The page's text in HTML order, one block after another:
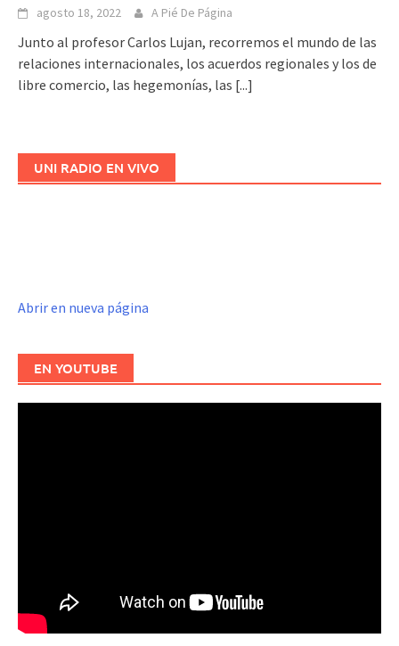
agosto 18, 2022 A Pié De Página
Junto al profesor Carlos Lujan, recorremos el mundo de las
relaciones internacionales, los acuerdos regionales y los de
libre comercio, las hegemonías, las [...]
UNI RADIO EN VIVO
Abrir en nueva página
EN YOUTUBE